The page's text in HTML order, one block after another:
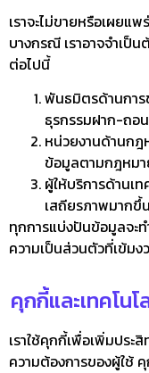
เราจะไม่ขายหรือเผย
บางกรณี เราอาจจำเ
ต่อไปนี้
พันธมิตรด้านการ
ธุรกรรมฝาก-ถ
หน่วยงานด้านก
ข้อมูลตามกฎหม
ผู้ให้บริการด้านเ
เสถียรภาพมากขึ้น
ทุกการแบ่งปันข้อมูลจะ
ความเป็นส่วนตัวที่เข้มง
คุกกี้และเทคโน
เราใช้คุกกี้เพื่อเพิ่มปร
ความต้องการของผู้ใช้